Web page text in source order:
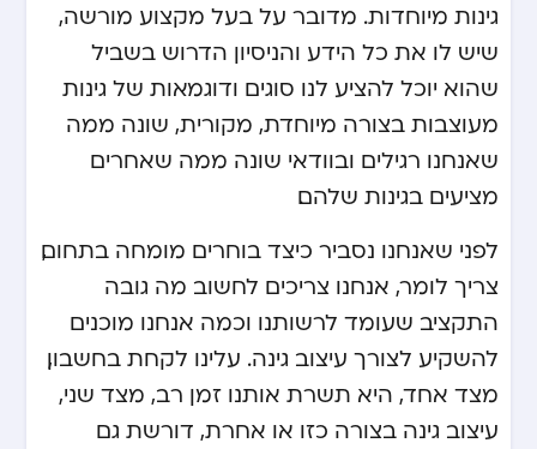
גינות מיוחדות. מדובר על בעל מקצוע מורשה,
שיש לו את כל הידע והניסיון הדרוש בשביל
שהוא יוכל להציע לנו סוגים ודוגמאות של גינות
מעוצבות בצורה מיוחדת, מקורית, שונה ממה
שאנחנו רגילים ובוודאי שונה ממה שאחרים
מציעים בגינות שלהם.
לפני שאנחנו נסביר כיצד בוחרים מומחה בתחום,
צריך לומר, אנחנו צריכים לחשוב מה גובה
התקציב שעומד לרשותנו וכמה אנחנו מוכנים
להשקיע לצורך עיצוב גינה. עלינו לקחת בחשבון,
מצד אחד, היא תשרת אותנו זמן רב, מצד שני,
עיצוב גינה בצורה כזו או אחרת, דורשת גם